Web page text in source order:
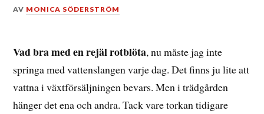
DEN
2014
AV MONICA SÖDERSTRÖM
Vad bra med en rejäl rotblöta, nu måste jag inte
springa med vattenslangen varje dag. Det finns ju lite att
vattna i växtförsäljningen bevars. Men i trädgården
hänger det ena och andra. Tack vare torkan tidigare